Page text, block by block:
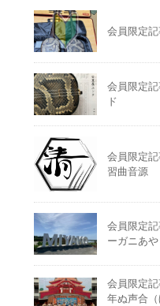
会員限定
会員限定
ド
会員限定
習曲音源
会員限定
ーガニあや
会員限定
年ぬ声合